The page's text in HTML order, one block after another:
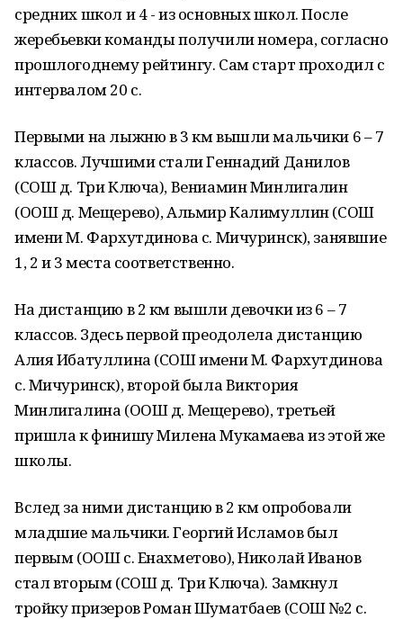
средних школ и 4 - из основных школ. После
жеребьевки команды получили номера, согласно
прошлогоднему рейтингу. Сам старт проходил с
интервалом 20 с.
Первыми на лыжню в 3 км вышли мальчики 6 – 7
классов. Лучшими стали Геннадий Данилов
(СОШ д. Три Ключа), Вениамин Минлигалин
(ООШ д. Мещерево), Альмир Калимуллин (СОШ
имени М. Фархутдинова с. Мичуринск), занявшие
1, 2 и 3 места соответственно.
На дистанцию в 2 км вышли девочки из 6 – 7
классов. Здесь первой преодолела дистанцию
Алия Ибатуллина (СОШ имени М. Фархутдинова
с. Мичуринск), второй была Виктория
Минлигалина (ООШ д. Мещерево), третьей
пришла к финишу Милена Мукамаева из этой же
школы.
Вслед за ними дистанцию в 2 км опробовали
младшие мальчики. Георгий Исламов был
первым (ООШ с. Енахметово), Николай Иванов
стал вторым (СОШ д. Три Ключа). Замкнул
тройку призеров Роман Шуматбаев (СОШ №2 с.